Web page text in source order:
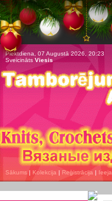
Piektdiena, 07 Augustā 2026, 20:23
SveicinātsViesis
Sākums| Kolekcija | Reģistrācija | Ieeja